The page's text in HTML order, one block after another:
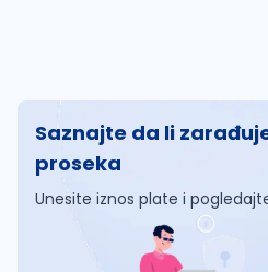
Saznajte da li
proseka
Unesite iznos plate i